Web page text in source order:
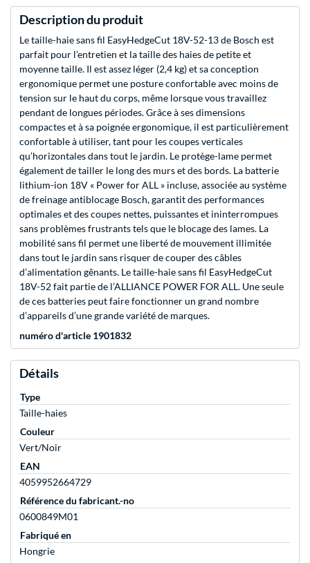
Description du produit
Le taille-haie sans fil EasyHedgeCut 18V-52-13 de Bosch est
parfait pour l’entretien et la taille des haies de petite et
moyenne taille. Il est assez léger (2,4 kg) et sa conception
ergonomique permet une posture confortable avec moins de
tension sur le haut du corps, même lorsque vous travaillez
pendant de longues périodes. Grâce à ses dimensions
compactes et à sa poignée ergonomique, il est particulièrement
confortable à utiliser, tant pour les coupes verticales
qu’horizontales dans tout le jardin. Le protège-lame permet
également de tailler le long des murs et des bords. La batterie
lithium-ion 18V « Power for ALL » incluse, associée au système
de freinage antiblocage Bosch, garantit des performances
optimales et des coupes nettes, puissantes et ininterrompues
sans problèmes frustrants tels que le blocage des lames. La
mobilité sans fil permet une liberté de mouvement illimitée
dans tout le jardin sans risquer de couper des câbles
d’alimentation gênants. Le taille-haie sans fil EasyHedgeCut
18V-52 fait partie de l’ALLIANCE POWER FOR ALL. Une seule
de ces batteries peut faire fonctionner un grand nombre
d’appareils d’une grande variété de marques.
numéro d'article 1901832
Détails
Type
Taille-haies
Couleur
Vert/Noir
EAN
4059952664729
Référence du fabricant.-no
0600849M01
Fabriqué en
Hongrie